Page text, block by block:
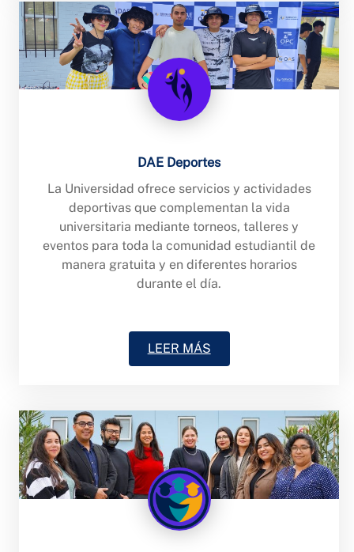
DAE Deportes
La Universidad ofrece servicios y actividades
deportivas que complementan la vida
universitaria mediante torneos, talleres y
eventos para toda la comunidad estudiantil de
manera gratuita y en diferentes horarios
durante el día.
LEER MÁS